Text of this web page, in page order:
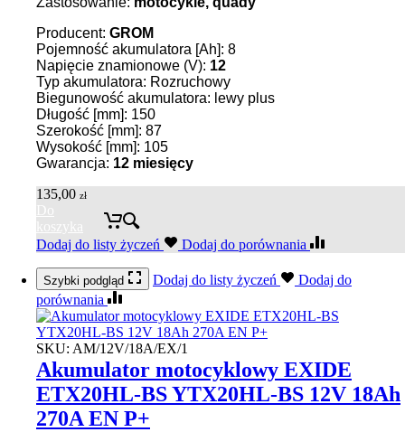
Producent: GROM
Pojemność akumulatora [Ah]: 8
Napięcie znamionowe (V): 12
Typ akumulatora: Rozruchowy
Biegunowość akumulatora: lewy plus
Długość [mm]: 150
Szerokość [mm]: 87
Wysokość [mm]: 105
Gwarancja: 12 miesięcy
135,00 zł
Do
koszyka
Dodaj do listy życzeń
Dodaj do porównania
Szybki podgląd Dodaj do listy życzeń
Dodaj do
porównania
SKU: AM/12V/18A/EX/1
Akumulator motocyklowy EXIDE
ETX20HL-BS YTX20HL-BS 12V 18Ah
270A EN P+